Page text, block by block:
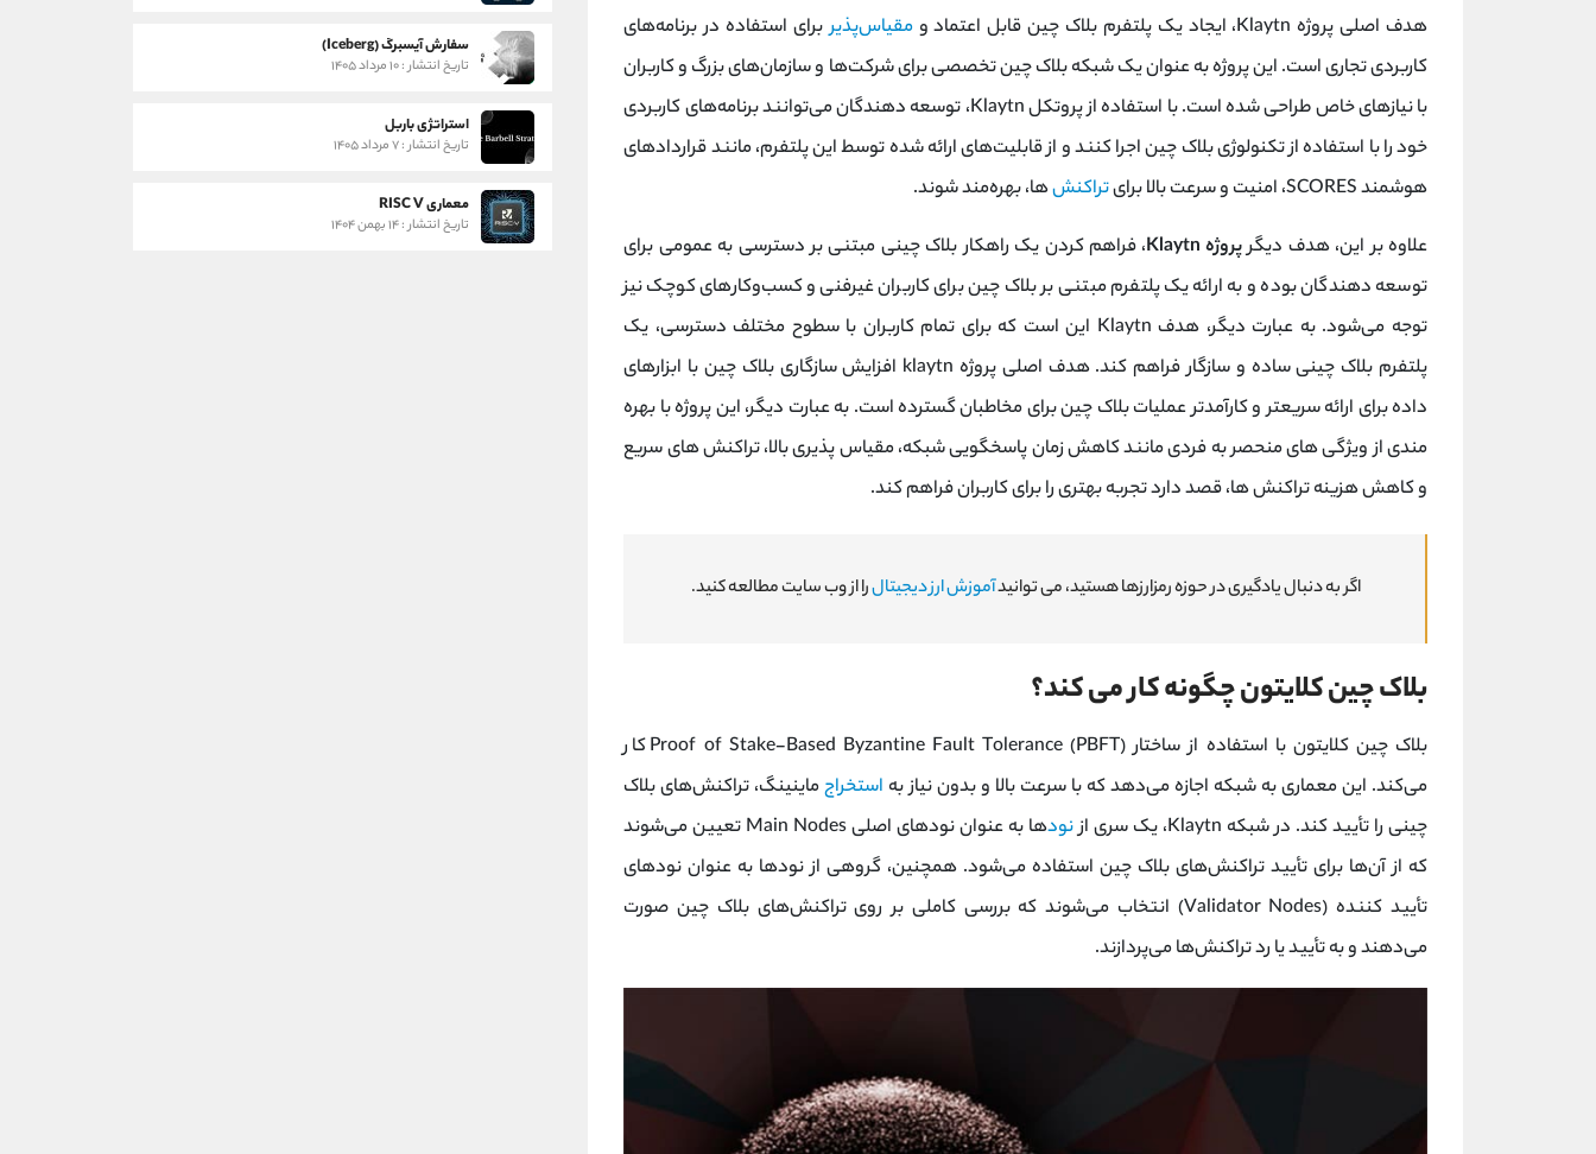
هدف اصلی پروژه Klaytn، ایجاد یک پلتفرم بلاک چین قابل اعتماد و مقیاس‌پذیربرای استفاده در برنامه‌های
کاربردی تجاری است. این پروژه به عنوان یک شبکه بلاک چین تخصصی برای شرکت‌ها و سازمان‌های بزرگ و کاربران
با نیازهای خاص طراحی شده است. با استفاده از پروتکل Klaytn، توسعه دهندگان می‌توانند برنامه‌های کاربردی
خود را با استفاده از تکنولوژی بلاک چین اجرا کنند و از قابلیت‌های ارائه شده توسط این پلتفرم، مانند قراردادهای
هوشمند SCORES، امنیت و سرعت بالا برای
تراکنش‌ها، بهره‌مند شوند.
علاوه بر این، هدف دیگرپروژه Klaytn
، فراهم کردن یک راهکار بلاک چینی مبتنی بر دسترسی به عمومی برای
توسعه دهندگان بوده و به ارائه یک پلتفرم مبتنی بر بلاک چین برای کاربران غیرفنی و کسب‌وکارهای کوچک نیز
توجه می‌شود. به عبارت دیگر، هدف Klaytn این است که برای تمام کاربران با سطوح مختلف دسترسی، یک
پلتفرم بلاک چینی ساده و سازگار فراهم کند. هدف اصلی پروژه klaytn افزایش سازگاری بلاک چین با ابزارهای
داده برای ارائه سریعتر و کارآمدتر عملیات بلاک چین برای مخاطبان گسترده است. به عبارت دیگر، این پروژه با بهره
مندی از ویژگی های منحصر به فردی مانند کاهش زمان پاسخگویی شبکه، مقیاس پذیری بالا، تراکنش های سریع
و کاهش هزینه تراکنش ها، قصد دارد تجربه بهتری را برای کاربران فراهم کند.
اگر به دنبال یادگیری در حوزه رمزارزها هستید، می توانیدآموزش ارز دیجیتالرا از وب سایت مطالعه کنید.
بلاک چین کلایتون چگونه کار می کند؟
بلاک چین کلایتون با استفاده از ساختار Proof of Stake-Based Byzantine Fault Tolerance (PBFT) کار
می‌کند. این معماری به شبکه اجازه می‌دهد که با سرعت بالا و بدون نیاز به استخراجماینینگ، تراکنش‌های بلاک
چینی را تأیید کند. در شبکه Klaytn، یک سری از
نود
ها به عنوان نودهای اصلی Main Nodes تعیین می‌شوند
که از آن‌ها برای تأیید تراکنش‌های بلاک چین استفاده می‌شود. همچنین، گروهی از نودها به عنوان نودهای
تأیید کننده (Validator Nodes) انتخاب می‌شوند که بررسی کاملی بر روی تراکنش‌های بلاک چین صورت
می‌دهند و به تأیید یا رد تراکنش‌ها می‌پردازند.
سفارش آیسبرگ (Iceberg)
تاریخ انتشار : ۱۰ مرداد ۱۴۰۵
استراتژی باربل
تاریخ انتشار : ۷ مرداد ۱۴۰۵
معماری RISC V
تاریخ انتشار : ۱۴ بهمن ۱۴۰۴